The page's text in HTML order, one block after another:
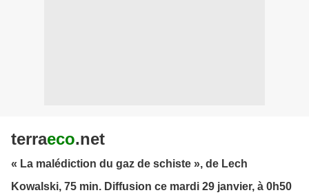
terraeco.net
« La malédiction du gaz de schiste », de Lech
Kowalski, 75 min. Diffusion ce mardi 29 janvier, à 0h50